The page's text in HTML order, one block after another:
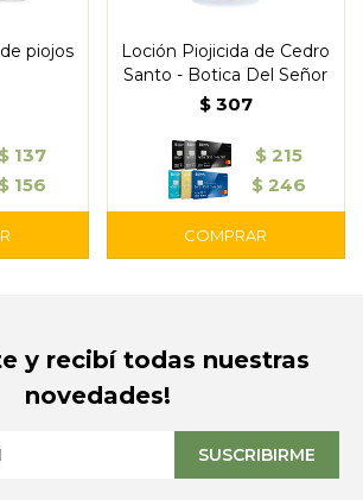
piojos
$ 137
$ 156
Loción Piojicida de Cedro
Santo - Botica Del Señor
$ 307
$ 215
$ 246
y recibí todas nuestras
novedades!
SUSCRIBIRME